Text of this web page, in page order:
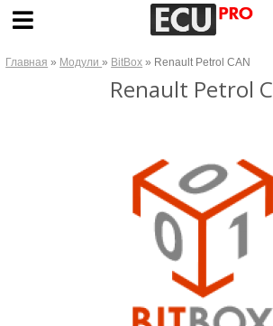
Главная » Модули» BitBox » Renault Petrol CAN
Renault Petrol